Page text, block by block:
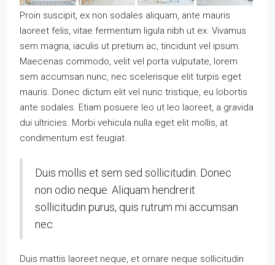
Proin suscipit, ex non sodales aliquam, ante mauris
laoreet felis, vitae fermentum ligula nibh ut ex. Vivamus
sem magna, iaculis ut pretium ac, tincidunt vel ipsum.
Maecenas commodo, velit vel porta vulputate, lorem
sem accumsan nunc, nec scelerisque elit turpis eget
mauris. Donec dictum elit vel nunc tristique, eu lobortis
ante sodales. Etiam posuere leo ut leo laoreet, a gravida
dui ultricies. Morbi vehicula nulla eget elit mollis, at
condimentum est feugiat.
Duis mollis et sem sed sollicitudin. Donec
non odio neque. Aliquam hendrerit
sollicitudin purus, quis rutrum mi accumsan
nec.
Duis mattis laoreet neque, et ornare neque sollicitudin